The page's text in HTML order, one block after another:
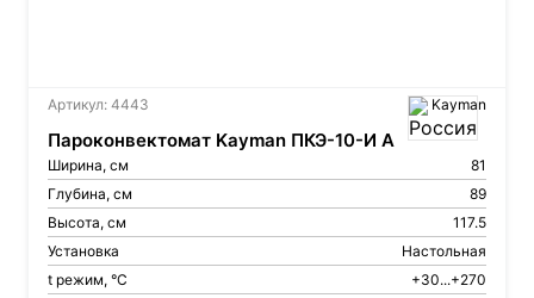
Артикул: 4443 Kayman
Пароконвектомат Kayman ПКЭ-10-И А
Ширина, см
81
Глубина, см
89
Высота, см
117.5
Установка
Настольная
t режим, °С
+30...+270